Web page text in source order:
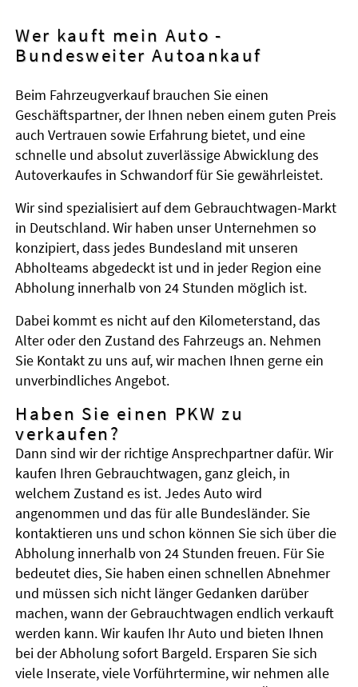
Wer kauft mein Auto -
Bundesweiter Autoankauf
Beim Fahrzeugverkauf brauchen Sie einen
Geschäftspartner, der Ihnen neben einem guten Preis
auch Vertrauen sowie Erfahrung bietet, und eine
schnelle und absolut zuverlässige Abwicklung des
Autoverkaufes in Schwandorf für Sie gewährleistet.
Wir sind spezialisiert auf dem Gebrauchtwagen-Markt
in Deutschland. Wir haben unser Unternehmen so
konzipiert, dass jedes Bundesland mit unseren
Abholteams abgedeckt ist und in jeder Region eine
Abholung innerhalb von 24 Stunden möglich ist.
Dabei kommt es nicht auf den Kilometerstand, das
Alter oder den Zustand des Fahrzeugs an. Nehmen
Sie Kontakt zu uns auf, wir machen Ihnen gerne ein
unverbindliches Angebot.
Haben Sie einen PKW zu
verkaufen?
Dann sind wir der richtige Ansprechpartner dafür. Wir
kaufen Ihren Gebrauchtwagen, ganz gleich, in
welchem Zustand es ist. Jedes Auto wird
angenommen und das für alle Bundesländer. Sie
kontaktieren uns und schon können Sie sich über die
Abholung innerhalb von 24 Stunden freuen. Für Sie
bedeutet dies, Sie haben einen schnellen Abnehmer
und müssen sich nicht länger Gedanken darüber
machen, wann der Gebrauchtwagen endlich verkauft
werden kann. Wir kaufen Ihr Auto und bieten Ihnen
bei der Abholung sofort Bargeld. Ersparen Sie sich
viele Inserate, viele Vorführtermine, wir nehmen alle